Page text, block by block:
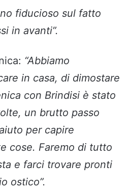
fiducioso sul fatto
in avanti”.
“Abbiamo
in casa, di dimostare
con Brindisi è stato
un brutto passo
per capire
cose. Faremo di tutto
e farci trovare pronti
ostico”.